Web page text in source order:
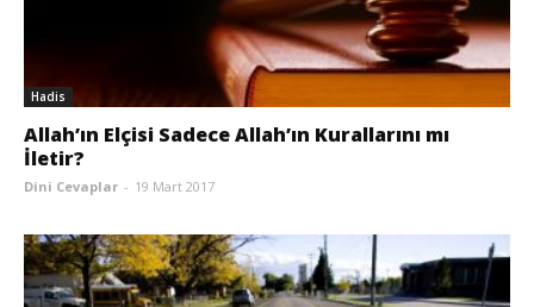
Hadis
Allah’ın Elçisi Sadece Allah’ın Kurallarını mı
İletir?
Dini Cevaplar - 19 Mart 2017